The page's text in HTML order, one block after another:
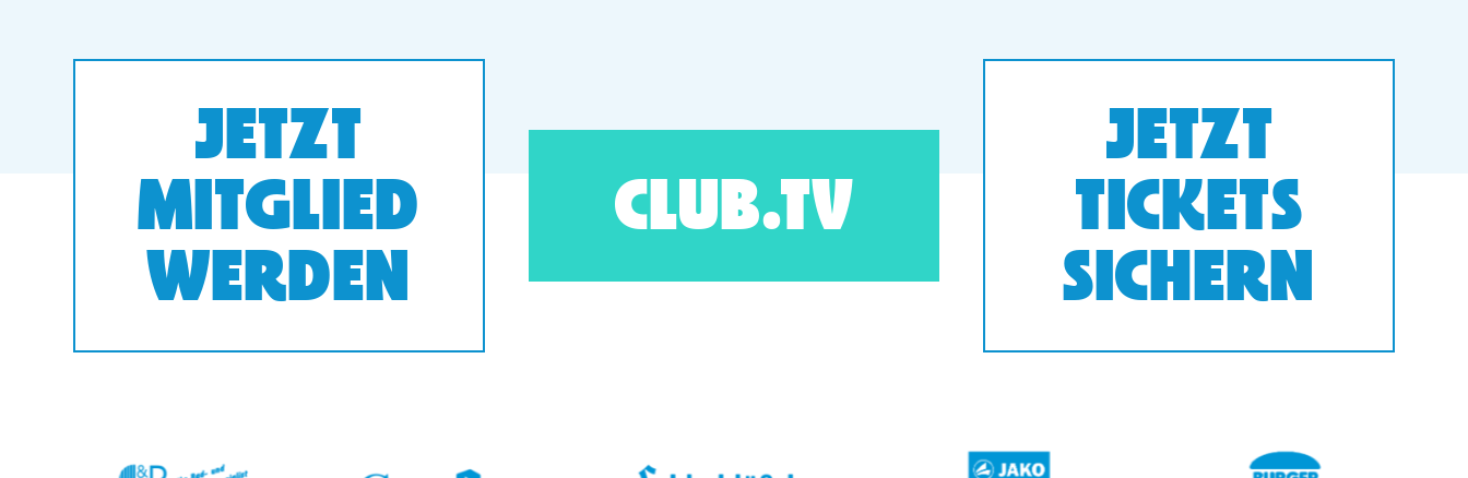
JETZT
MITGLIED
WERDEN
CLUB.TV
JETZT
TICKETS
SICHERN